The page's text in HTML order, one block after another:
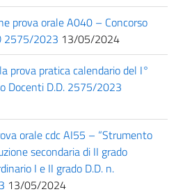
prova orale A040 – Concorso
2575/2023 13/05/2024
prova pratica calendario del I°
Docenti D.D. 2575/2023
orale cdc AI55 – “Strumento
secondaria di II grado
I e II grado D.D. n.
13/05/2024